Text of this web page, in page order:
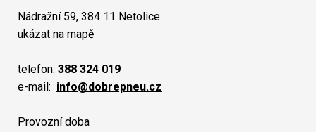
Nádražní 59, 384 11 Netolice
ukázat na mapě
telefon: 388 324 019
e-mail: info@dobrepneu.cz
Provozní doba